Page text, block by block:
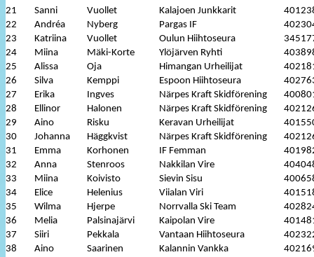
21
Sanni Vuollet Kalajoen Junkkarit
22
Andréa Nyberg Pargas IF
23
Katriina Vuollet Oulun Hiihtoseura
24
Miina Mäki-Korte Ylöjärven Ryhti
25
Alissa Oja Himangan Urheilijat
26
Silva Kemppi Espoon Hiihtoseura
27
Erika Ingves Närpes Kraft Skidförening
28
Ellinor Halonen Närpes Kraft Skidförening
29
Aino Risku Keravan Urheilijat
30
Johanna Häggkvist Närpes Kraft Skidförening
31
Emma Korhonen IF Femman
32
Anna Stenroos Nakkilan Vire
33
Miina Koivisto Sievin Sisu
34
Elice Helenius Viialan Viri
35
Wilma Hjerpe Norrvalla Ski Team
36
Melia Palsinajärvi Kaipolan Vire
37
Siiri Pekkala Vantaan Hiihtoseura
38
Aino Saarinen Kalannin Vankka